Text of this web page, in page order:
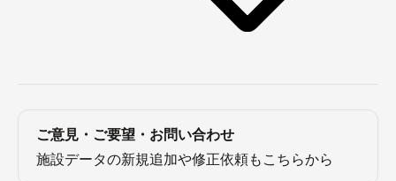
ご意見・ご要望・お問い合わせ
施設データの新規追加や修正依頼もこちらから